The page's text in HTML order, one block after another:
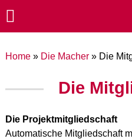
Home» Die Macher» Die
Die
Die Projektmitgliedschaft
Automatische Mitgliedschaft